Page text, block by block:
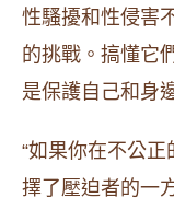
性騷擾和性侵害
的挑戰。搞懂它
是保護自己和身
“如果你在不公
擇了壓迫者的一